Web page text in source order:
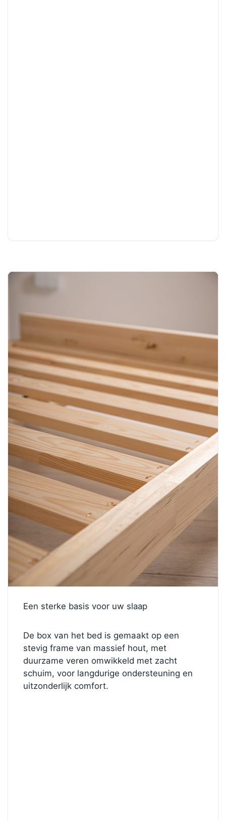
Een sterke basis voor uw slaap
De box van het bed is gemaakt op een
stevig frame van massief hout, met
duurzame veren omwikkeld met zacht
schuim, voor langdurige ondersteuning en
uitzonderlijk comfort.